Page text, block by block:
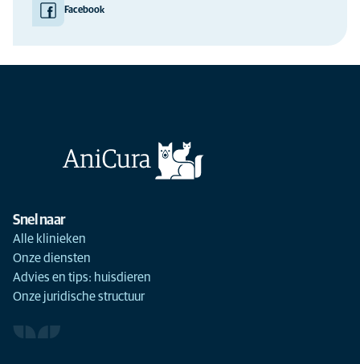
Facebook
Snel naar
Alle klinieken
Onze diensten
Advies en tips: huisdieren
Onze juridische structuur